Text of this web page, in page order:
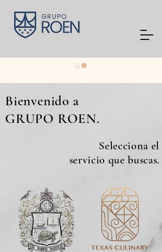
Bienvenido a
GRUPO ROEN.
Selecciona el
servicio que buscas.